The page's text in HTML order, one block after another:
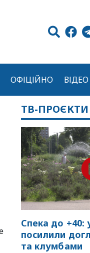
ОФІЦІЙНО ВІДЕО
ТВ-ПРОЄКТИ
Спека до +40:
посилили
та клумбами